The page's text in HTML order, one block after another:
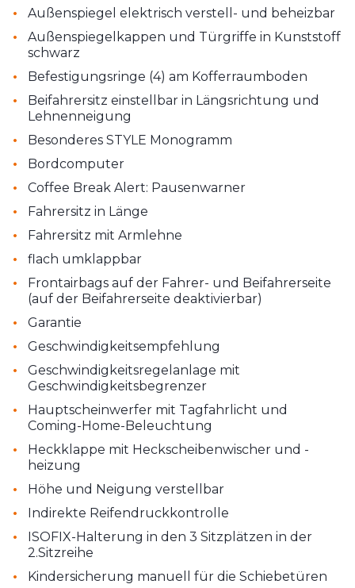
• Außenspiegel elektrisch verstell- und beheizbar
•
Außenspiegelkappen und Türgriffe in Kunststoff
schwarz
• Befestigungsringe (4) am Kofferraumboden
•
Beifahrersitz einstellbar in Längsrichtung und
Lehnenneigung
• Besonderes STYLE Monogramm
• Bordcomputer
• Coffee Break Alert: Pausenwarner
• Fahrersitz in Länge
• Fahrersitz mit Armlehne
• flach umklappbar
•
Frontairbags auf der Fahrer- und Beifahrerseite
(auf der Beifahrerseite deaktivierbar)
• Garantie
• Geschwindigkeitsempfehlung
•
Geschwindigkeitsregelanlage mit
Geschwindigkeitsbegrenzer
•
Hauptscheinwerfer mit Tagfahrlicht und
Coming-Home-Beleuchtung
•
Heckklappe mit Heckscheibenwischer und -
heizung
• Höhe und Neigung verstellbar
• Indirekte Reifendruckkontrolle
•
ISOFIX-Halterung in den 3 Sitzplätzen in der
2.Sitzreihe
• Kindersicherung manuell für die Schiebetüren